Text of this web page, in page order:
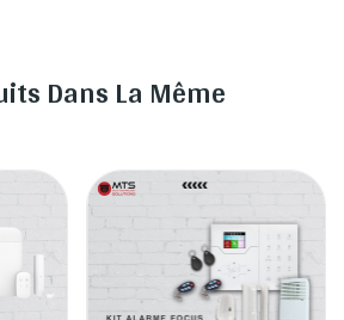
Dans La Même